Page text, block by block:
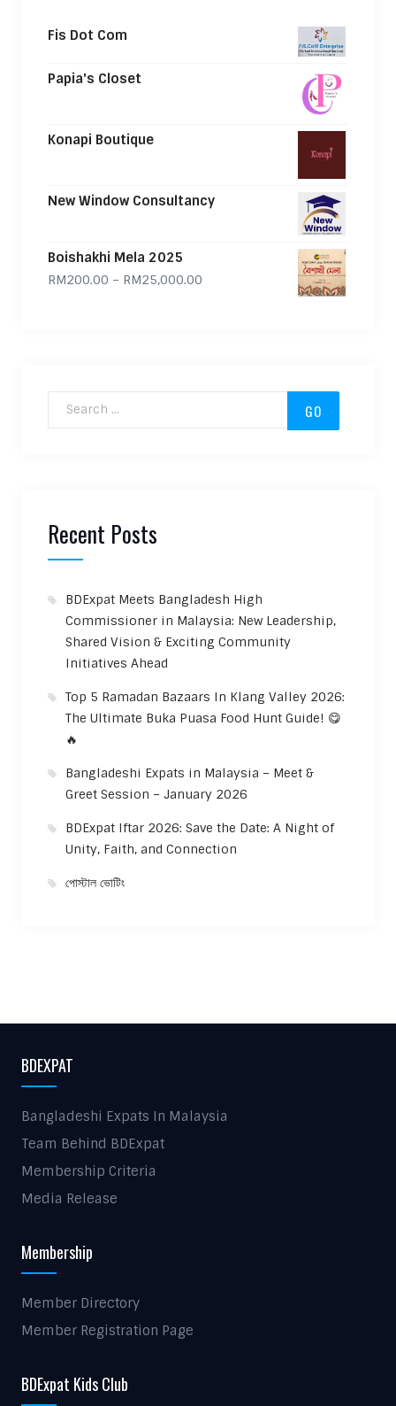
Fis Dot Com
Papia's Closet
Konapi Boutique
New Window Consultancy
Boishakhi Mela 2025
RM200.00 – RM25,000.00Price range: RM200.00 through
Recent Posts
BDExpat Meets Bangladesh High
Commissioner in Malaysia: New Leadership,
Shared Vision & Exciting Community
Initiatives Ahead
Top 5 Ramadan Bazaars In Klang Valley 2026:
The Ultimate Buka Puasa Food Hunt Guide! 😋
🔥
Bangladeshi Expats in Malaysia – Meet &
Greet Session – January 2026
BDExpat Iftar 2026: Save the Date: A Night of
Unity, Faith, and Connection
পোস্টাল ভোটিং
BDEXPAT
Bangladeshi Expats In Malaysia
Team Behind BDExpat
Membership Criteria
Media Release
Membership
Member Directory
Member Registration Page
BDExpat Kids Club